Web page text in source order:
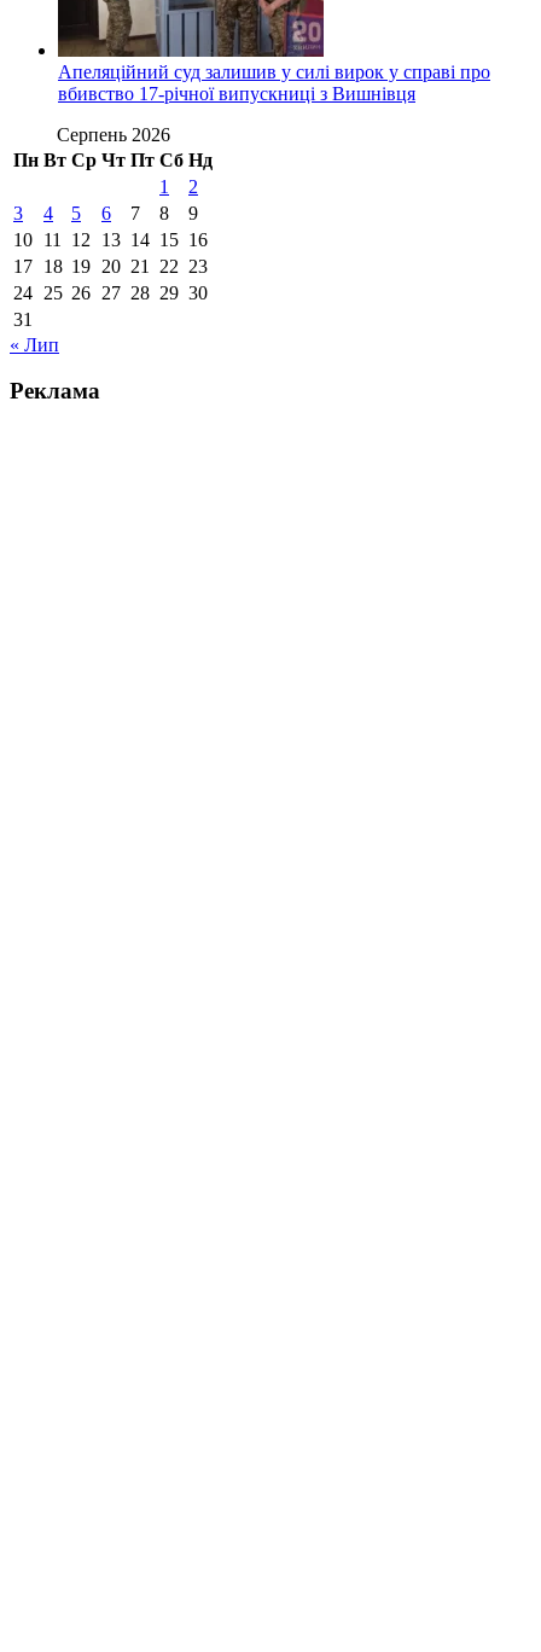
Апеляційний суд залишив у силі вирок у справі про
вбивство 17-річної випускниці з Вишнівця
Серпень 2026
Пн Вт Ср Чт Пт Сб Нд
1
2
3
4 5 6 7 8
9
10 11 12 13 14 15 16
17 18 19 20 21 22 23
24 25 26 27 28 29 30
31
« Лип
Реклама